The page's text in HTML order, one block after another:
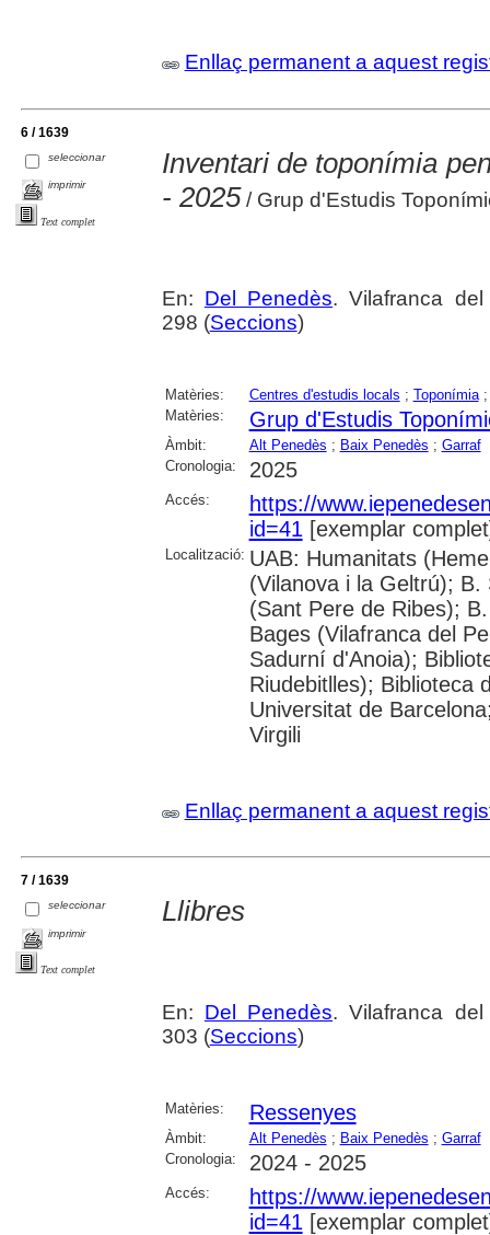
Enllaç permanent a aquest
6 / 1639
seleccionar
imprimir
Text complet
Inventari de toponímia
- 2025/ Grup d'Estudis
En: Del Penedès. Vilafranca
298 (Seccions)
Matèries: Centres d'estudis locals ; Toponímia
Matèries:
Grup d'Estudis
Àmbit: Alt Penedès ; Baix Penedès ; Garraf
Cronologia:
2025
Accés:
https://
id=41 [exemplar
Localització: UAB: Humanitats
(Vilanova i la Geltrú);
(Sant Pere de Ribes);
Bages (Vilafranca del
Sadurní d'Anoia);
Riudebitlles); Biblioteca
Universitat de
Virgili
Enllaç permanent a aquest
7 / 1639
seleccionar
imprimir
Text complet
Llibres
En: Del Penedès. Vilafranca
303 (Seccions)
Matèries: Ressenyes
Àmbit: Alt Penedès ; Baix Penedès ; Garraf
Cronologia:
2024 - 2025
Accés:
https://
id=41 [exemplar